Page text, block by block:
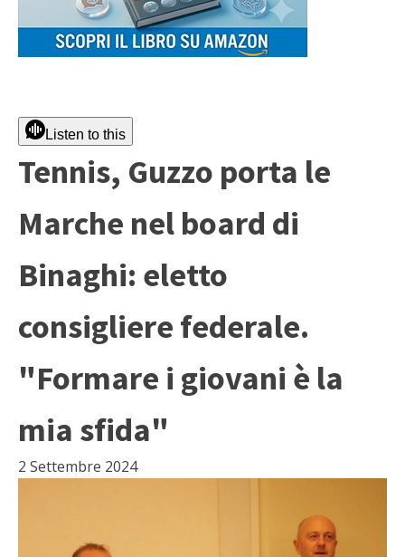
Listen to this
Tennis, Guzzo porta le
Marche nel board di
Binaghi: eletto
consigliere federale.
"Formare i giovani è la
mia sfida"
2 Settembre 2024